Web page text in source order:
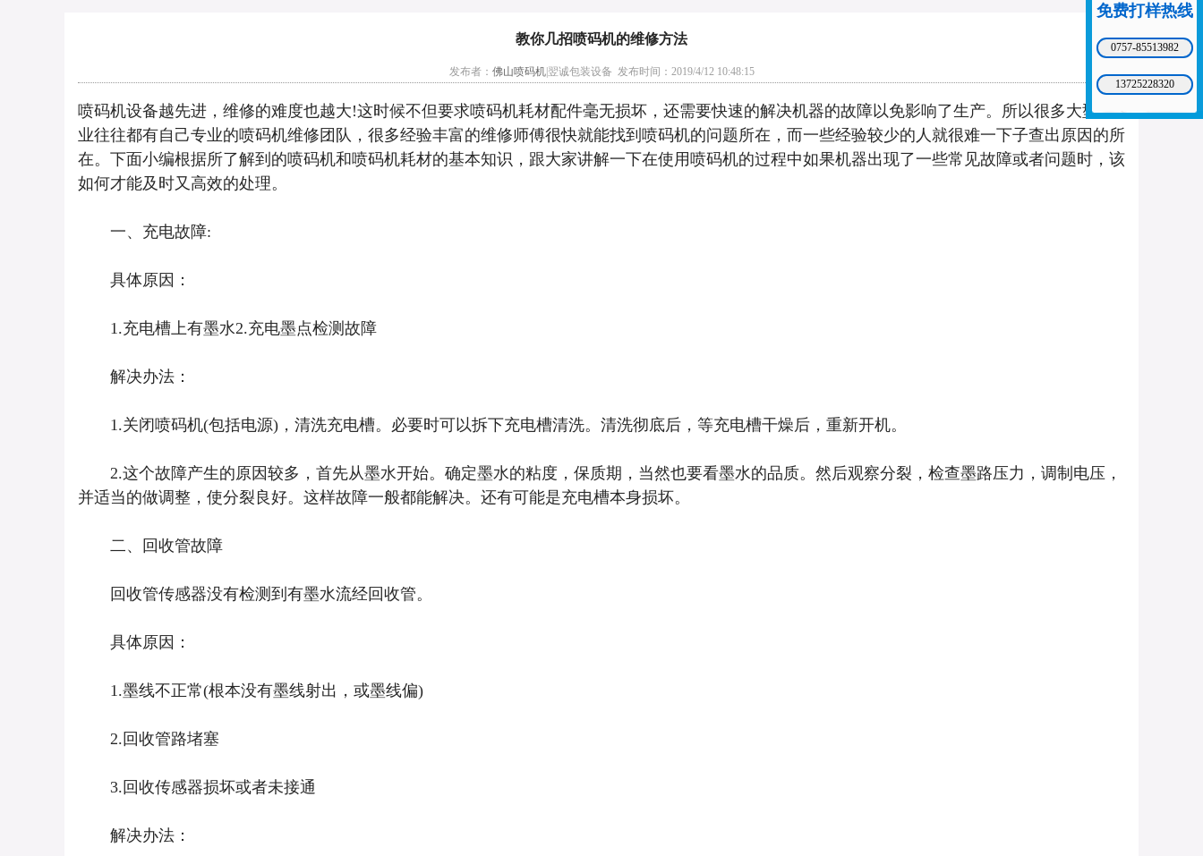
教你几招喷码机的维修方法
发布者： 佛山喷码机|翌诚包装设备 发布时间：2019/4/12 10:48:15
喷码机设备越先进，维修的难度也越大!这时候不但要求喷码机耗材配件毫无损坏，还需要快速的解决机器的故障以免影响了生产。所以很多大型企
业往往都有自己专业的喷码机维修团队，很多经验丰富的维修师傅很快就能找到喷码机的问题所在，而一些经验较少的人就很难一下子查出原因的所
在。下面小编根据所了解到的喷码机和喷码机耗材的基本知识，跟大家讲解一下在使用喷码机的过程中如果机器出现了一些常见故障或者问题时，该
如何才能及时又高效的处理。
一、充电故障:
具体原因：
1.充电槽上有墨水2.充电墨点检测故障
解决办法：
1.关闭喷码机(包括电源)，清洗充电槽。必要时可以拆下充电槽清洗。清洗彻底后，等充电槽干燥后，重新开机。
2.这个故障产生的原因较多，首先从墨水开始。确定墨水的粘度，保质期，当然也要看墨水的品质。然后观察分裂，检查墨路压力，调制电压，
并适当的做调整，使分裂良好。这样故障一般都能解决。还有可能是充电槽本身损坏。
二、回收管故障
回收管传感器没有检测到有墨水流经回收管。
具体原因：
1.墨线不正常(根本没有墨线射出，或墨线偏)
2.回收管路堵塞
3.回收传感器损坏或者未接通
解决办法：
免费打样热线
0757-85513982
13725228320